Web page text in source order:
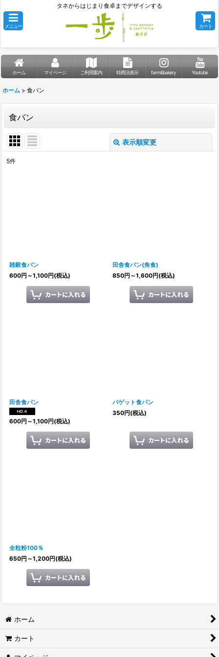
タネからはじまり食卓までデザインする
メニュー カート
ホーム マイページ ご利用案内 特商法表示 farm&bakery Youtube
ホーム > 食パン
食パン
表示順変更
5件
雑穀食パン
600円 ～1,100円(税込)
田舎食パン(角食)
850円 ～1,600円(税込)
田舎食パン
600円 ～1,100円(税込)
バゲット食パン
350円(税込)
全粒粉100％
650円 ～1,200円(税込)
ホーム
カート